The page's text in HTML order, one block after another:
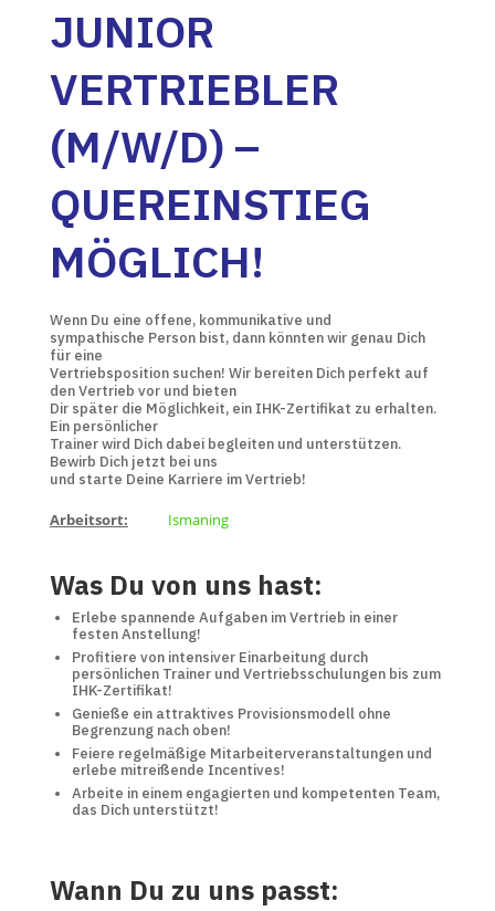
JUNIOR
VERTRIEBLER
(M/W/D) –
QUEREINSTIEG
MÖGLICH!
Wenn Du eine offene, kommunikative und
sympathische Person bist, dann könnten wir genau Dich
für eine
Vertriebsposition suchen! Wir bereiten Dich perfekt auf
den Vertrieb vor und bieten
Dir später die Möglichkeit, ein IHK-Zertifikat zu erhalten.
Ein persönlicher
Trainer wird Dich dabei begleiten und unterstützen.
Bewirb Dich jetzt bei uns
und starte Deine Karriere im Vertrieb!
Arbeitsort: Ismaning
Was Du von uns hast:
Erlebe spannende Aufgaben im Vertrieb in einer
festen Anstellung!
Profitiere von intensiver Einarbeitung durch
persönlichen Trainer und Vertriebsschulungen bis zum
IHK-Zertifikat!
Genieße ein attraktives Provisionsmodell ohne
Begrenzung nach oben!
Feiere regelmäßige Mitarbeiterveranstaltungen und
erlebe mitreißende Incentives!
Arbeite in einem engagierten und kompetenten Team,
das Dich unterstützt!
Wann Du zu uns passt: